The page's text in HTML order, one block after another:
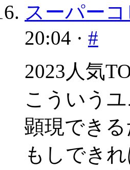
スーパー
20:04 · #
2023人気
こういう
顕現でき
もしでき